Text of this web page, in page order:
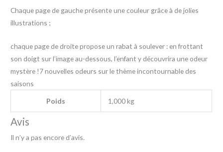
Chaque page de gauche présente une couleur grâce à de jolies
illustrations ;
chaque page de droite propose un rabat à soulever : en frottant
son doigt sur l’image au-dessous, l’enfant y découvrira une odeur
mystère !7 nouvelles odeurs sur le thème incontournable des
saisons
Poids 1,000 kg
Avis
Il n’y a pas encore d’avis.